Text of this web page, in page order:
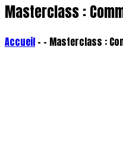
Masterclass :
Accueil - - Masterclass :